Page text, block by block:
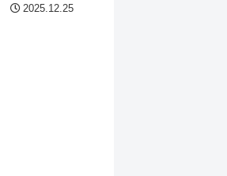
2025.12.25